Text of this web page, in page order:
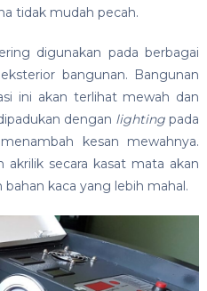
tidak mudah pecah.
digunakan pada berbagai
bangunan. Bangunan
ini akan terlihat mewah dan
dengan lightingpada
kesan mewahnya.
akrilik secara kasat mata akan
kaca yang lebih mahal.